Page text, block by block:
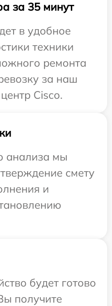
за 35 минут
в удобное
техники
ремонта
за наш
Cisco.
анализа мы
смету
и
будет готово
получите